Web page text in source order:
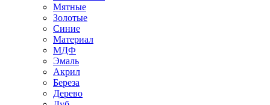
Мятные
Золотые
Синие
Материал
МДФ
Эмаль
Акрил
Береза
Дерево